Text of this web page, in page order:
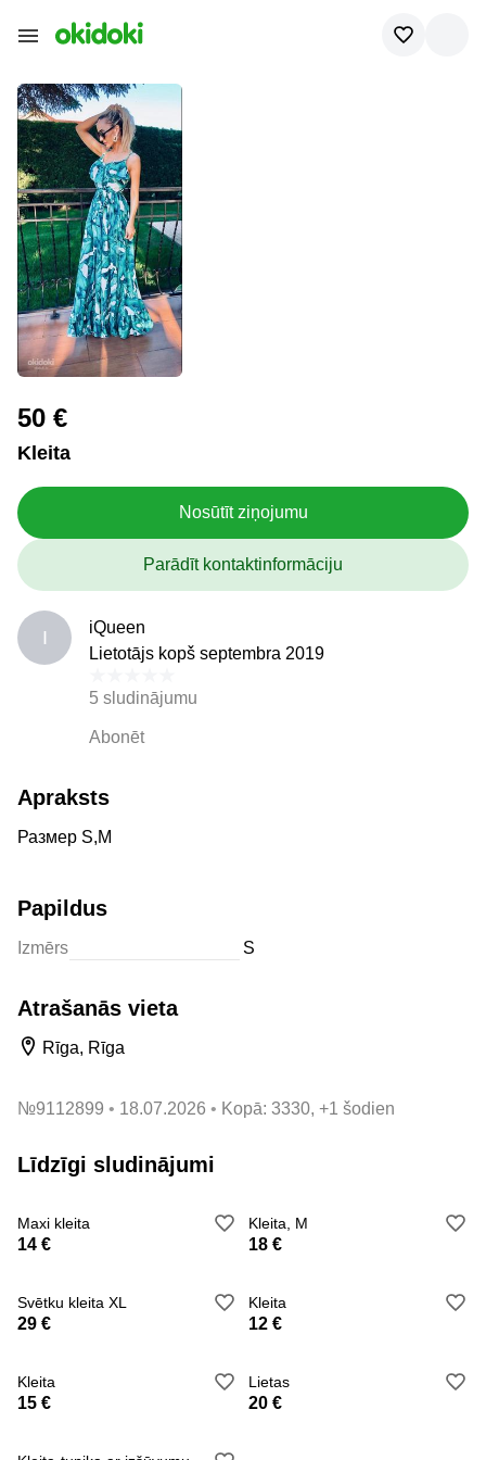
50 €
Kleita
Nosūtīt ziņojumu
Parādīt kontaktinformāciju
I
iQueen
Lietotājs kopš septembra 2019
5 sludinājumu
Abonēt
Apraksts
Размер S,M
Papildus
Izmērs S
Atrašanās vieta
Rīga, Rīga
№9112899 18.07.2026 Kopā: 3330, +1 šodien
Līdzīgi sludinājumi
Maxi kleita
14 €
Kleita, M
18 €
Svētku kleita XL
29 €
Kleita
12 €
Kleita
15 €
Lietas
20 €